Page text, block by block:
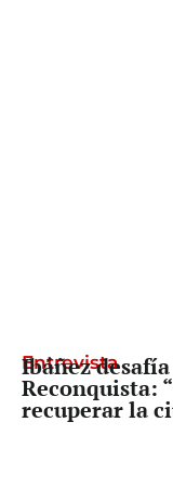
Entrevista
Ibáñez
Reconquista:
recuperar la